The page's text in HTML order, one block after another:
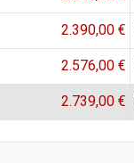
2.390,00 €
2.576,00 €
2.739,00 €